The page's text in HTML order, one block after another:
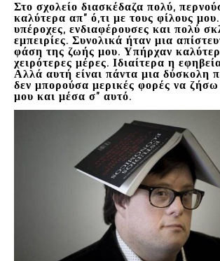
Στο σχολείο διασκέδαζα πολύ,
καλύτερα απ” ό,τι με τους φίλους
υπέροχες, ενδιαφέρουσες και πολύ
εμπειρίες. Συνολικά ήταν μια
φάση της ζωής μου. Υπήρχαν
χειρότερες μέρες. Ιδιαίτερα η
Αλλά αυτή είναι πάντα μια δύσκολη
δεν μπορούσα μερικές φορές να
μου και μέσα σ” αυτό.